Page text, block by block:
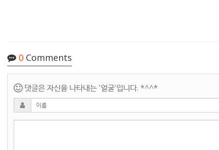
0 Comments
댓글은 자신을 나타내는 '얼굴'입니다. *^^*